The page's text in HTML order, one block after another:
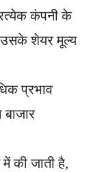
कंपनी के
उसके शेयर मूल्य
प्रभाव
में की जाती है,